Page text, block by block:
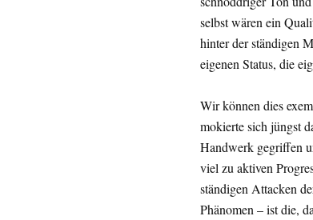
selbst wären ein
hinter der ständigen
eigenen Status, die
Wir können dies
mokierte sich jüngst
Handwerk gegriffen
viel zu aktiven
ständigen Attacken
Phänomen – ist die,